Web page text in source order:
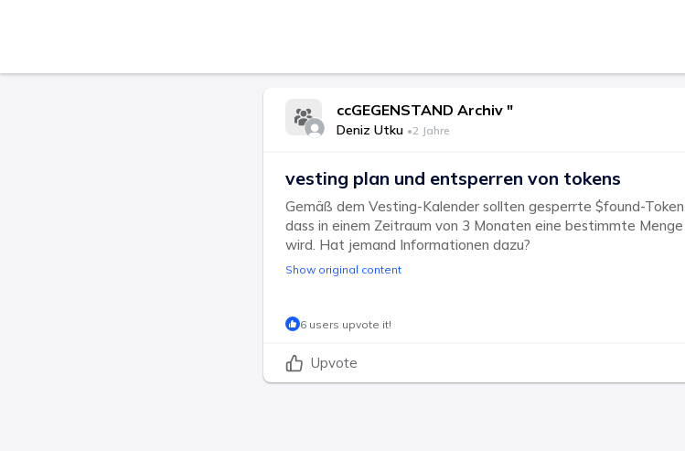
ccGEGENSTAND Archiv "
Deniz Utku •2 Jahre
vesting plan und entsperren von tokens
Gemäß dem Vesting-Kalender sollten gesperrte $found-
dass in einem Zeitraum von 3 Monaten eine bestimmte
wird. Hat jemand Informationen dazu?
Show original content
6 users upvote it!
Upvote